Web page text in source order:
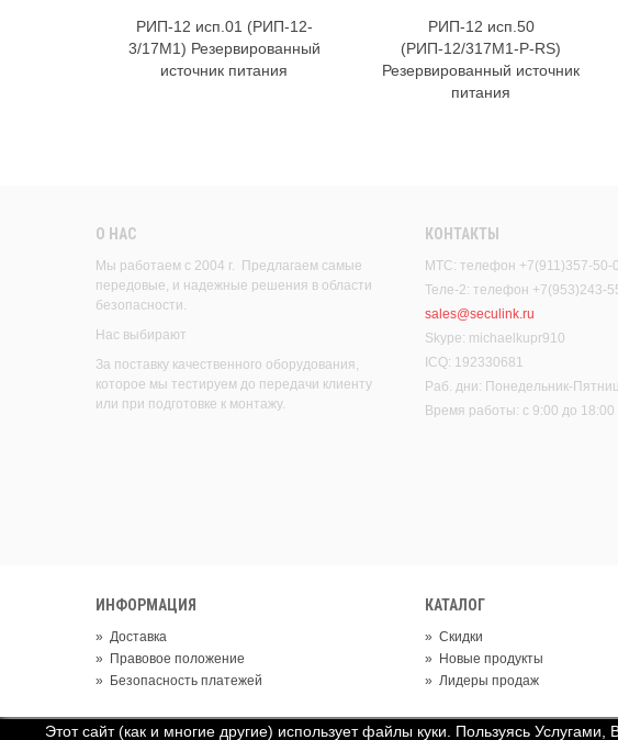
В корзину
РИП-12 исп.01 (РИП-12-
3/17М1) Резервированный
источник питания
В корзину
РИП-12 исп.50
(РИП-12/317М1-Р-RS)
Резервированный источник
питания
О НАС
Мы работаем с 2004 г. Предлагаем самые
передовые, и надежные решения в области
безопасности.
Нас выбирают
За поставку качественного оборудования,
которое мы тестируем до передачи клиенту
или при подготовке к монтажу.
КОНТАКТЫ
МТС: телефон +7(911)357-50-
Теле-2: телефон +7(953)243-
sales@seculink.ru
Skype: michaelkupr910
ICQ: 192330681
Раб. дни: Понедельник-
Время работы: с 9:00 до 18:00
ИНФОРМАЦИЯ
» Доставка
» Правовое положение
» Безопасность платежей
КАТАЛОГ
» Скидки
» Новые продукты
» Лидеры продаж
Этот сайт (как и многие другие) использует файлы куки. Пользуясь